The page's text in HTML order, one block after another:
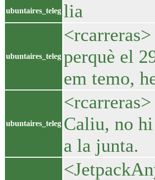
ubuntaires_teleg lia
ubuntaires_teleg perquè el
em temo,
ubuntaires_teleg Caliu, no
a la junta.